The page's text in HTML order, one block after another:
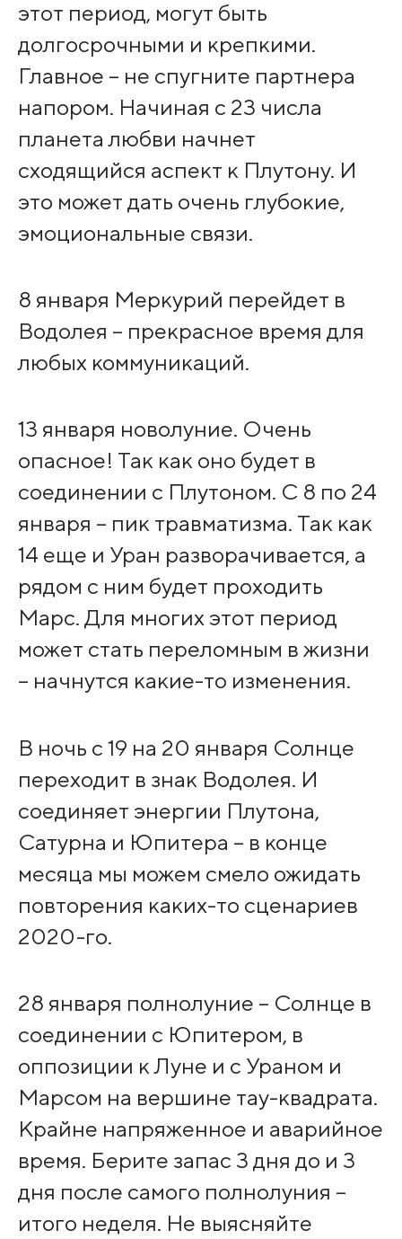
этот период, могут быть
долгосрочными и крепкими.
Главное – не спугните партнера
напором. Начиная с 23 числа
планета любви начнет
сходящийся аспект к Плутону. И
это может дать очень глубокие,
эмоциональные связи.
8 января Меркурий перейдет в
Водолея – прекрасное время для
любых коммуникаций.
13 января новолуние. Очень
опасное! Так как оно будет в
соединении с Плутоном. С 8 по 24
января – пик травматизма. Так как
14 еще и Уран разворачивается, а
рядом с ним будет проходить
Марс. Для многих этот период
может стать переломным в жизни
– начнутся какие-то изменения.
В ночь с 19 на 20 января Солнце
переходит в знак Водолея. И
соединяет энергии Плутона,
Сатурна и Юпитера – в конце
месяца мы можем смело ожидать
повторения каких-то сценариев
2020-го.
28 января полнолуние – Солнце в
соединении с Юпитером, в
оппозиции к Луне и с Ураном и
Марсом на вершине тау-квадрата.
Крайне напряженное и аварийное
время. Берите запас 3 дня до и 3
дня после самого полнолуния –
итого неделя. Не выясняйте